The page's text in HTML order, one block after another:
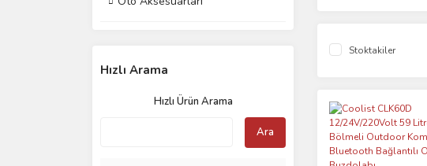
Hızlı Arama
Hızlı Ürün Arama
Ara
Stoktakiler